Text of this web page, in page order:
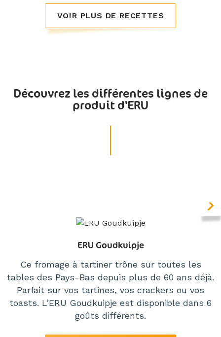
VOIR PLUS DE RECETTES
Découvrez les différentes lignes de
produit d'ERU
ERU Goudkuipje
Ce fromage à tartiner trône sur toutes les
tables des Pays-Bas depuis plus de 60 ans déjà.
Parfait sur vos tartines, vos crackers ou vos
toasts. L’ERU Goudkuipje est disponible dans 6
goûts différents.